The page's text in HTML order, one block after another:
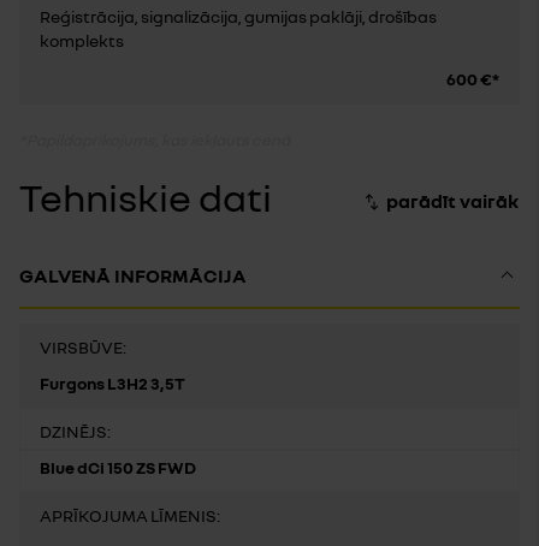
Reģistrācija, signalizācija, gumijas paklāji, drošības
komplekts
600 €*
Tehniskie dati
GALVENĀ INFORMĀCIJA
VIRSBŪVE:
Furgons L3H2 3,5T
DZINĒJS:
Blue dCi 150 ZS FWD
APRĪKOJUMA LĪMENIS: